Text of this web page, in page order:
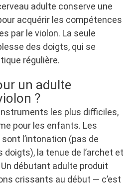
adulte conserve une
acquérir les compétences
par le violon. La seule
des doigts, qui se
régulière.
un adulte
?
les plus difficiles,
pour les enfants. Les
l’intonation (pas de
la tenue de l’archet et
débutant adulte produit
crissants au début — c’est